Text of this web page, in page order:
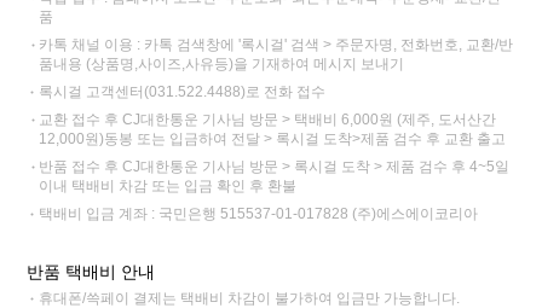
품
카톡 채널 이용 : 카톡 검색창에 '록시걸' 검색 > 주문자명, 전화번호, 교환/반
품내용 (상품명,사이즈,사유등)을 기재하여 메시지 보내기
록시걸 고객센터(031.522.4488)로 전화 접수
교환 접수 후 CJ대한통운 기사님 방문 > 택배비 6,000원 (제주, 도서산간
12,000원)동봉 또는 입금하여 전달 > 록시걸 도착>제품 검수 후 교환 출고
반품 접수 후 CJ대한통운 기사님 방문 > 록시걸 도착 > 제품 검수 후 4~5일
이내 택배비 차감 또는 입금 확인 후 환불
택배비 입금 계좌 : 국민은행 515537-01-017828 (주)에스에이코리아
반품 택배비 안내
휴대폰/쓱페이 결제는 택배비 차감이 불가하여 입금만 가능합니다.